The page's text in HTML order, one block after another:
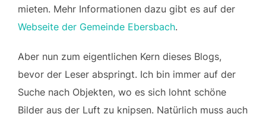
mieten. Mehr Informationen dazu gibt es auf der
Webseite der Gemeinde Ebersbach.
Aber nun zum eigentlichen Kern dieses Blogs,
bevor der Leser abspringt. Ich bin immer auf der
Suche nach Objekten, wo es sich lohnt schöne
Bilder aus der Luft zu knipsen. Natürlich muss auch